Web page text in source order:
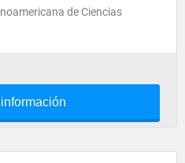
de Ciencias